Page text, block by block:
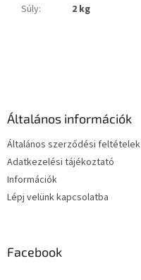
Súly: 2 kg
Általános információk
Általános szerződési feltételek
Adatkezelési tájékoztató
Információk
Lépj velünk kapcsolatba
Facebook